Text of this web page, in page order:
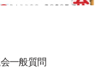
一般質問